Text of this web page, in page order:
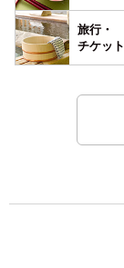
旅行・
チケット